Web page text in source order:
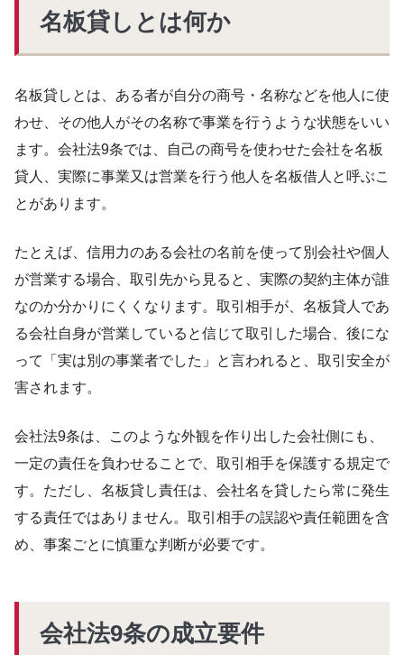
名板貸しとは何か
名板貸しとは、ある者が自分の商号・名称などを他人に使
わせ、その他人がその名称で事業を行うような状態をいい
ます。会社法9条では、自己の商号を使わせた会社を名板
貸人、実際に事業又は営業を行う他人を名板借人と呼ぶこ
とがあります。
たとえば、信用力のある会社の名前を使って別会社や個人
が営業する場合、取引先から見ると、実際の契約主体が誰
なのか分かりにくくなります。取引相手が、名板貸人であ
る会社自身が営業していると信じて取引した場合、後にな
って「実は別の事業者でした」と言われると、取引安全が
害されます。
会社法9条は、このような外観を作り出した会社側にも、
一定の責任を負わせることで、取引相手を保護する規定で
す。ただし、名板貸し責任は、会社名を貸したら常に発生
する責任ではありません。取引相手の誤認や責任範囲を含
め、事案ごとに慎重な判断が必要です。
会社法9条の成立要件